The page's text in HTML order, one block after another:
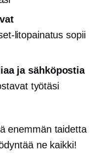
litopainatus sopii
ja sähköpostia
työtäsi
enemmän taidetta
ne kaikki!